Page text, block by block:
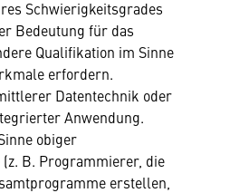
Schwierigkeitsgrades
Bedeutung für das
Qualifikation im Sinne
erfordern.
Datentechnik oder
Anwendung.
obiger
B. Programmierer, die
erstellen,